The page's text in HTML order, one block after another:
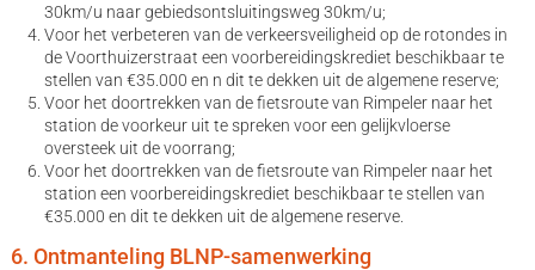
30km/u naar gebiedsontsluitingsweg 30km/u;
Voor het verbeteren van de verkeersveiligheid op de rotondes in
de Voorthuizerstraat een voorbereidingskrediet beschikbaar te
stellen van €35.000 en n dit te dekken uit de algemene reserve;
Voor het doortrekken van de fietsroute van Rimpeler naar het
station de voorkeur uit te spreken voor een gelijkvloerse
oversteek uit de voorrang;
Voor het doortrekken van de fietsroute van Rimpeler naar het
station een voorbereidingskrediet beschikbaar te stellen van
€35.000 en dit te dekken uit de algemene reserve.
6. Ontmanteling BLNP-samenwerking